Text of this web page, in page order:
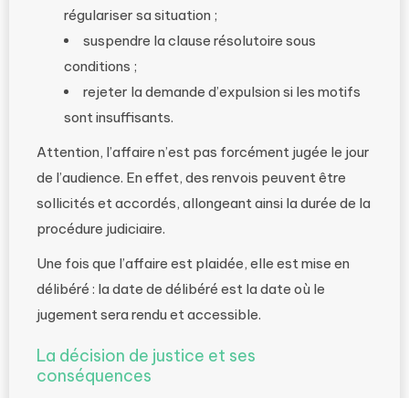
régulariser sa situation ;
suspendre la clause résolutoire sous
conditions ;
rejeter la demande d’expulsion si les motifs
sont insuffisants.
Attention, l’affaire n’est pas forcément jugée le jour
de l’audience. En effet, des renvois peuvent être
sollicités et accordés, allongeant ainsi la durée de la
procédure judiciaire.
Une fois que l’affaire est plaidée, elle est mise en
délibéré : la date de délibéré est la date où le
jugement sera rendu et accessible.
La décision de justice et ses
conséquences